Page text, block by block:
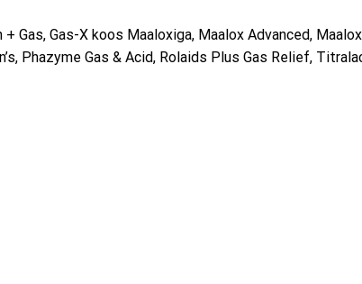
Gas, Gas-X koos Maaloxiga, Maalox Advanced, Maalox
Phazyme Gas & Acid, Rolaids Plus Gas Relief,